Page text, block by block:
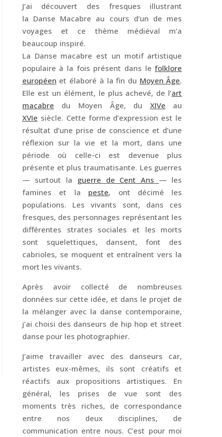
J’ai découvert des fresques illustrant
la Danse Macabre au cours d’un de mes
voyages et ce thème médiéval m’a
beaucoup inspiré.
La Danse macabre est un motif artistique
populaire à la fois présent dans lefolklore
européen et élaboré à la fin du Moyen Âge.
Elle est un élément, le plus achevé, de l’art
macabre du Moyen Âge, du XIVe au
XVIe siècle. Cette forme d’expression est le
résultat d’une prise de conscience et d’une
réflexion sur la vie et la mort, dans une
période où celle-ci est devenue plus
présente et plus traumatisante. Les guerres
— surtout la guerre de Cent Ans — les
famines et la peste, ont décimé les
populations. Les vivants sont, dans ces
fresques, des personnages représentant les
différentes strates sociales et les morts
sont squelettiques, dansent, font des
cabrioles, se moquent et entraînent vers la
mort les vivants.
Après avoir collecté de nombreuses
données sur cette idée, et dans le projet de
la mélanger avec la danse contemporaine,
j’ai choisi des danseurs de hip hop et street
danse pour les photographier.
J’aime travailler avec des danseurs car,
artistes eux-mêmes, ils sont créatifs et
réactifs aux propositions artistiques. En
général, les prises de vue sont des
moments très riches, de correspondance
entre nos deux disciplines, de
communication entre nous. C’est pour moi